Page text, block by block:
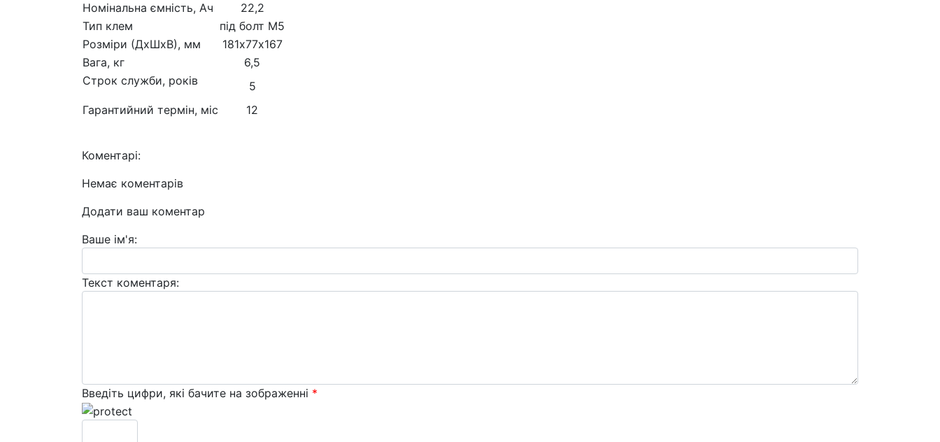
Номінальна ємність, Ач
22,2
Тип клем
під болт М5
Розміри (ДхШхВ), мм
181х77х167
Вага, кг
6,5
Строк служби, років
5
Гарантийний термін, міс
12
Коментарі:
Немає коментарів
Додати ваш коментар
Ваше ім'я:
Текст коментаря:
Введіть цифри, які бачите на зображенні *